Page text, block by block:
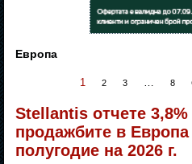
Европа
1 2 3 … 8
Stellantis отчете
продажбите в
полугодие на 2026 г.